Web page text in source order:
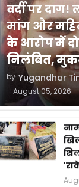
वर्दी पर
मांग और
के आरोप में दो
निलंबित,
by Yugandhar
- August 05, 2026